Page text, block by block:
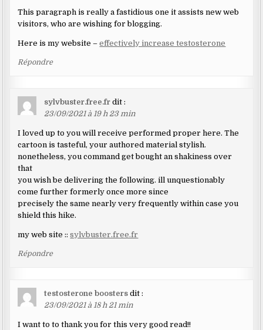
This paragraph is really a fastidious one it assists new web
visitors, who are wishing for blogging.
Here is my website –effectively increase testosterone
Répondre
sylvbuster.free.fr dit :
23/09/2021 à 19 h 23 min
I loved up to you will receive performed proper here. The
cartoon is tasteful, your authored material stylish.
nonetheless, you command get bought an shakiness over
that
you wish be delivering the following. ill unquestionably
come further formerly once more since
precisely the same nearly very frequently within case you
shield this hike.
my web site ::sylvbuster.free.fr
Répondre
testosterone boosters dit :
23/09/2021 à 18 h 21 min
I want to to thank you for this very good read!!